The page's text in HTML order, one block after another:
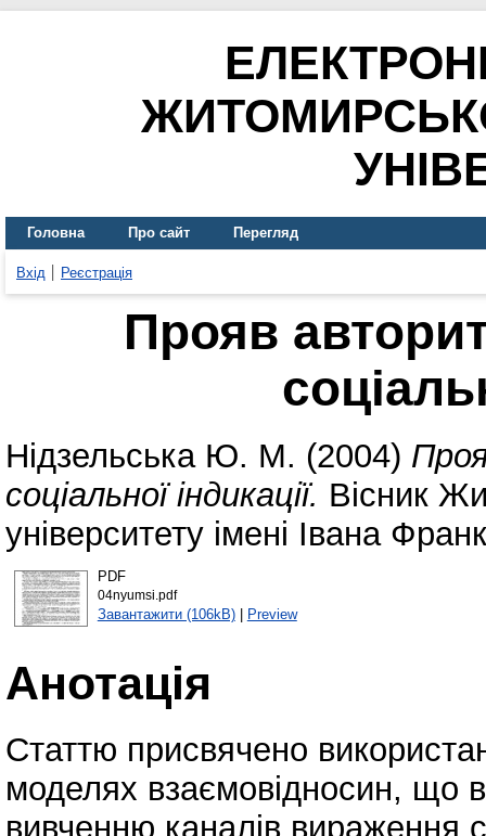
Головна Про сайт Перегляд
Вхід Реєстрація
Прояв
Нідзельська Ю. М. (2004)
соціальної індикації. Вісник
університету імені Івана
PDF
04nyumsi.pdf
Завантажити (106kB)| Preview
Анотація
Статтю присвячено
моделях взаємовідносин, що
вивченню каналів вираження